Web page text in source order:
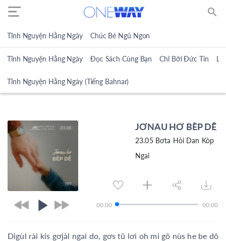
search
Tĩnh Nguyện Hằng Ngày Chúc Bé Ngủ Ngon
Tĩnh Nguyện Hằng Ngày Đọc Sách Cùng Bạn Chỉ Bởi Đức Tin
Tĩnh Nguyện Hằng Ngày (Tiếng Bahnar)
JƠNAU HƠ BÈP DÊ
23.05 Bơta Hòi Dan Kòp
Ngai
00:00 00:00
Digùl rài kis gơjàl ngai do, gơs tŭ lơi oh mi gŏ nùs he be dô